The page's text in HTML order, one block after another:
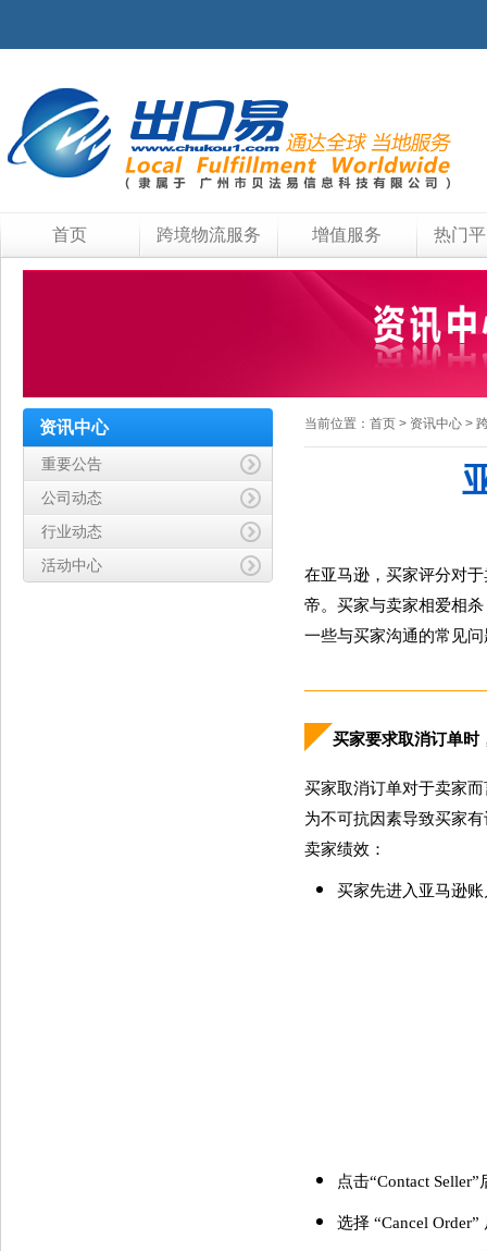
首页 跨境物流服务 增值服务 热门
资讯中心
重要公告
公司动态
行业动态
活动中心
当前位置： 首页 > 资讯中心 >
在亚马逊，买家评分对
帝。买家与卖家相爱相
一些与买家沟通的常见
买家要求取消订单时
买家取消订单对于卖家
为不可抗因素导致买家
卖家绩效：
买家先进入亚马逊
点击“Contact
选择 “Cancel